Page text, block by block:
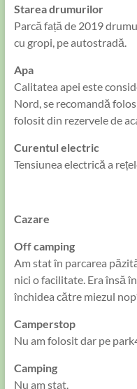
Starea drumurilor
Parcă față de 2019
cu gropi, pe autostradă.
Apa
Calitatea apei este
Nord, se recomandă
folosit din rezervele de
Curentul electric
Tensiunea electrică a
Cazare
Off camping
Am stat în parcarea
nici o facilitate. Era însă
închidea către miezul
Camperstop
Nu am folosit dar pe
Camping
Nu am stat.